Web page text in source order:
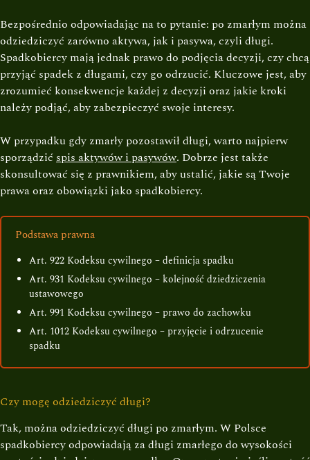
Bezpośrednio odpowiadając na to pytanie: po zmarłym można
odziedziczyć zarówno aktywa, jak i pasywa, czyli długi.
Spadkobiercy mają jednak prawo do podjęcia decyzji, czy chcą
przyjąć spadek z długami, czy go odrzucić. Kluczowe jest, aby
zrozumieć konsekwencje każdej z decyzji oraz jakie kroki
należy podjąć, aby zabezpieczyć swoje interesy.
W przypadku gdy zmarły pozostawił długi, warto najpierw
sporządzić spis aktywów i pasywów. Dobrze jest także
skonsultować się z prawnikiem, aby ustalić, jakie są Twoje
prawa oraz obowiązki jako spadkobiercy.
Podstawa prawna
Art. 922 Kodeksu cywilnego – definicja spadku
Art. 931 Kodeksu cywilnego – kolejność dziedziczenia
ustawowego
Art. 991 Kodeksu cywilnego – prawo do zachowku
Art. 1012 Kodeksu cywilnego – przyjęcie i odrzucenie
spadku
Czy mogę odziedziczyć długi?
Tak, można odziedziczyć długi po zmarłym. W Polsce
spadkobiercy odpowiadają za długi zmarłego do wysokości